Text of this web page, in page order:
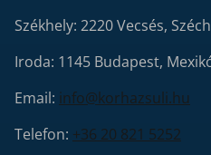
Székhely: 2220 Vecsés,
Iroda: 1145 Budapest,
Email: info@korhazsuli.hu
Telefon: +36 20 821 5252